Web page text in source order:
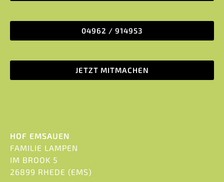
04962 / 914953
JETZT MITMACHEN
HOF EMSAUEN
FAMILIE LAMPEN
IM BROOK 5
26899 RHEDE (EMS)